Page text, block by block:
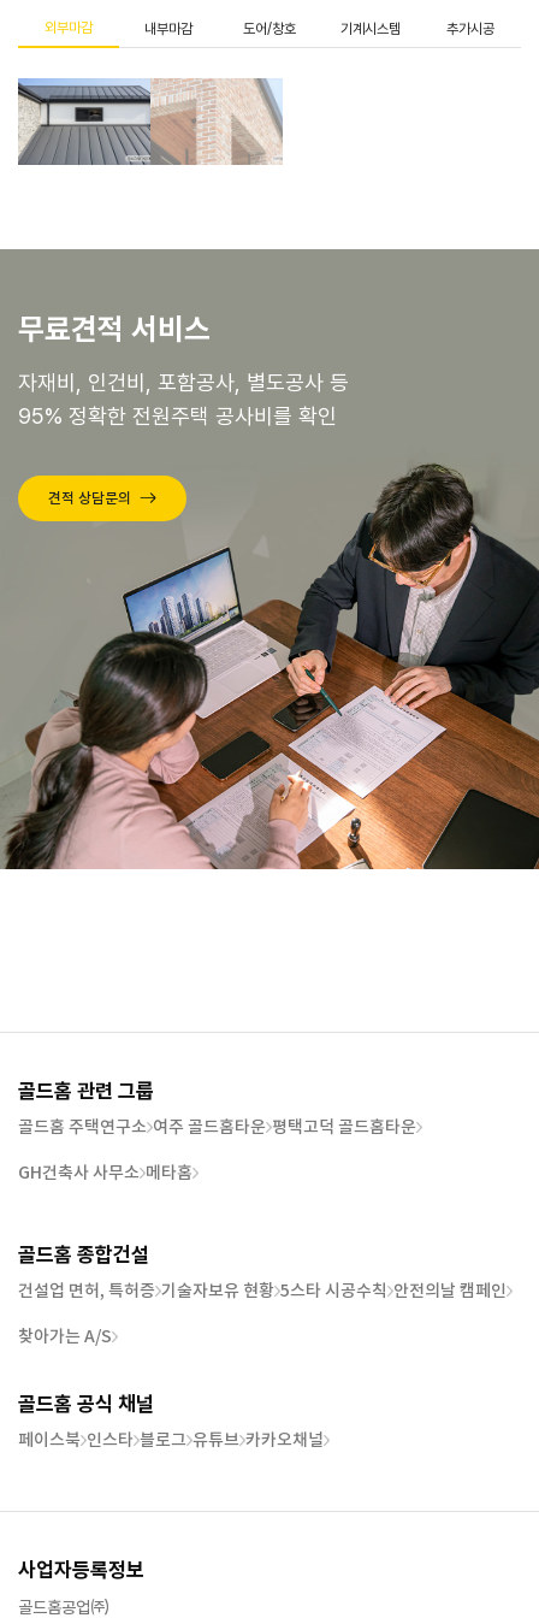
외부마감 내부마감 도어/창호 기계시스템 추가시공
무료견적 서비스
자재비, 인건비, 포함공사, 별도공사 등
95% 정확한 전원주택 공사비를 확인
견적 상담문의
골드홈 관련 그룹
골드홈 주택연구소 여주 골드홈타운 평택고덕 골드홈타운
GH건축사 사무소 메타홈
골드홈 종합건설
건설업 면허, 특허증 기술자보유 현황 5스타 시공수칙 안전의날 캠페인
찾아가는 A/S
골드홈 공식 채널
페이스북 인스타 블로그 유튜브 카카오채널
사업자등록정보
골드홈공업㈜